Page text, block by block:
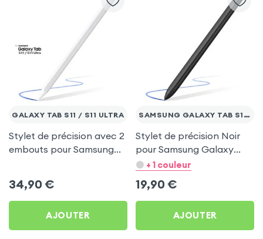
GALAXY TAB S11 / S11 ULTRA
Stylet de précision avec 2
embouts pour Samsung
34,90 €
AJOUTER
SAMSUNG GALAXY TAB S10 / S9
Stylet de précision Noir
pour Samsung Galaxy
Tab S9 et S10 (tous
+ 1 couleur
19,90 €
AJOUTER